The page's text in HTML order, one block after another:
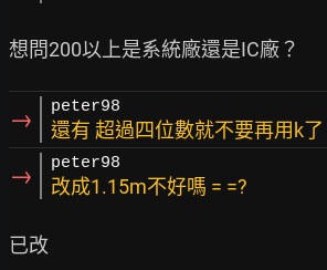
→ peter98
還有 超過四位數就不要再用k了
→ peter98
改成1.15m不好嗎 = =?